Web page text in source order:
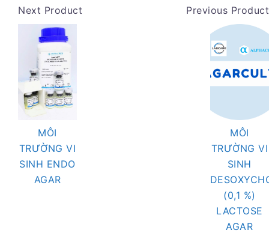
Next Product
MÔI
TRƯỜNG VI
SINH ENDO
AGAR
Previous Product
MÔI
TRƯỜNG VI
SINH
(0,1 %)
LACTOSE
AGAR